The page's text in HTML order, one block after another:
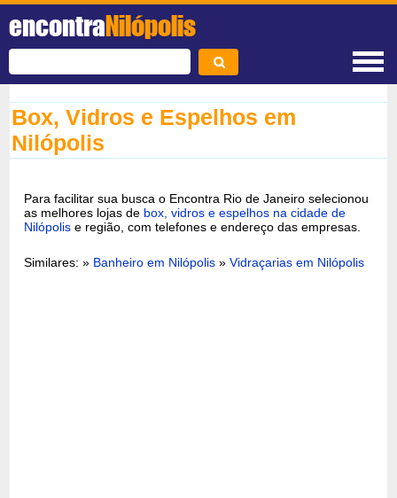
encontraNilópolis
Box, Vidros e Espelhos em
Nilópolis
Para facilitar sua busca o Encontra Rio de Janeiro selecionou
as melhores lojas de box, vidros e espelhos na cidade de
Nilópolis e região, com telefones e endereço das empresas.
Similares: » Banheiro em Nilópolis »Vidraçarias em Nilópolis